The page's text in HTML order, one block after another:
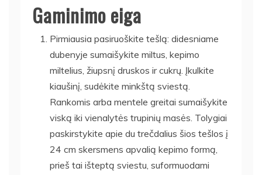
Gaminimo eiga
Pirmiausia pasiruoškite tešlą: didesniame
dubenyje sumaišykite miltus, kepimo
miltelius, žiupsnį druskos ir cukrų. Įkulkite
kiaušinį, sudėkite minkštą sviestą.
Rankomis arba mentele greitai sumaišykite
viską iki vienalytės trupinių masės. Tolygiai
paskirstykite apie du trečdalius šios tešlos į
24 cm skersmens apvalią kepimo formą,
prieš tai išteptą sviestu, suformuodami